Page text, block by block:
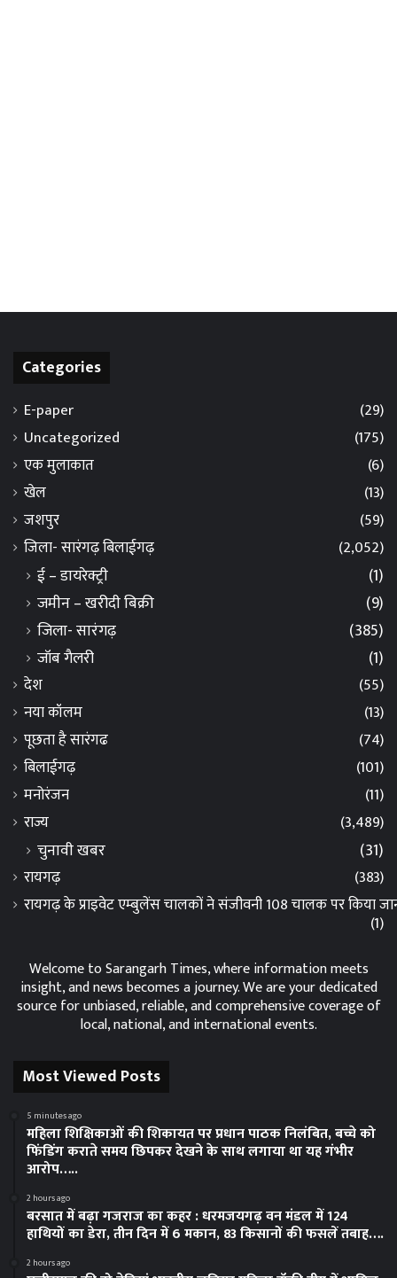
Categories
E-paper
(29)
Uncategorized
(175)
एक मुलाकात
(6)
खेल
(13)
जशपुर
(59)
जिला- सारंगढ़ बिलाईगढ़
(2,052)
ई – डायरेक्ट्री
(1)
जमीन – खरीदी बिक्री
(9)
जिला- सारंगढ़
(385)
जॉब गैलरी
(1)
देश
(55)
नया कॉलम
(13)
पूछता है सारंगढ
(74)
बिलाईगढ़
(101)
मनोरंजन
(11)
राज्य
(3,489)
चुनावी खबर (31)
रायगढ़
(383)
रायगढ़ के प्राइवेट एम्बुलेंस चालकों ने संजीवनी 108 चालक पर किया
(1)
Welcome to Sarangarh Times, where information meets
insight, and news becomes a journey. We are your dedicated
source for unbiased, reliable, and comprehensive coverage of
local, national, and international events.
Most Viewed Posts
5 minutes ago
महिला शिक्षिकाओं की शिकायत पर प्रधान पाठक निलंबित, बच्चे को
फिंडिंग कराते समय छिपकर देखने के साथ लगाया था यह गंभीर
आरोप…..
2 hours ago
बरसात में बढ़ा गजराज का कहर : धरमजयगढ़ वन मंडल में 124
हाथियों का डेरा, तीन दिन में 6 मकान, 83 किसानों की फसलें तबाह….
2 hours ago